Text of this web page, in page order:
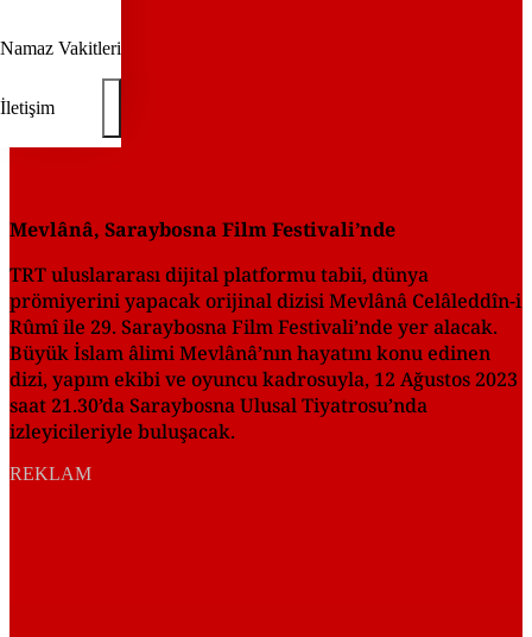
Namaz Vakitleri
İletişim
Mevlânâ, Saraybosna Film Festivali’nde
TRT uluslararası dijital platformu tabii, dünya
prömiyerini yapacak orijinal dizisi Mevlânâ Celâleddîn-i
Rûmî ile 29. Saraybosna Film Festivali’nde yer alacak.
Büyük İslam âlimi Mevlânâ’nın hayatını konu edinen
dizi, yapım ekibi ve oyuncu kadrosuyla, 12 Ağustos 2023
saat 21.30’da Saraybosna Ulusal Tiyatrosu’nda
izleyicileriyle buluşacak.
REKLAM